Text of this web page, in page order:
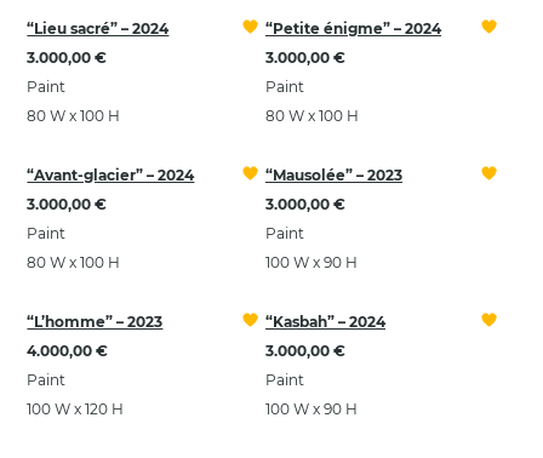
“Lieu sacré” – 2024
3.000,00 €
Paint
80 W x 100 H
“Petite énigme” – 2024
3.000,00 €
Paint
80 W x 100 H
“Avant-glacier” – 2024
3.000,00 €
Paint
80 W x 100 H
“Mausolée” – 2023
3.000,00 €
Paint
100 W x 90 H
“L’homme” – 2023
4.000,00 €
Paint
100 W x 120 H
“Kasbah” – 2024
3.000,00 €
Paint
100 W x 90 H